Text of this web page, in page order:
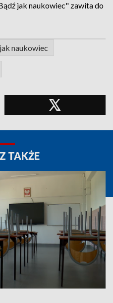
jak naukowiec" zawita do
naukowiec
TAKŻE